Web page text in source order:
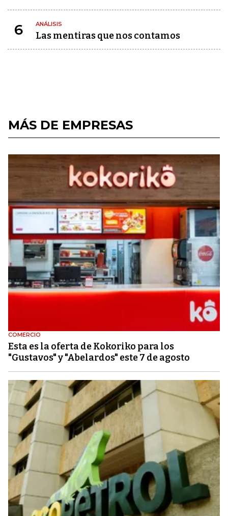
6 ANÁLISIS
Las mentiras que nos contamos
MÁS DE EMPRESAS
COMERCIO
Esta es la oferta de Kokoriko para los
"Gustavos" y "Abelardos" este 7 de agosto